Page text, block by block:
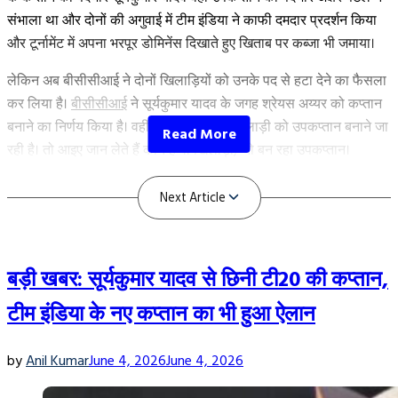
विस्फोटक
बल्लेबाज”
Next Article
संभाला था और दोनों की अगुवाई में टीम इंडिया ने काफी दमदार प्रदर्शन किया
और टूर्नामेंट में अपना भरपूर डोमिनेंस दिखाते हुए खिताब पर कब्जा भी जमाया।
लेकिन अब बीसीसीआई ने दोनों खिलाड़ियों को उनके पद से हटा देने का फैसला
कर लिया है। बीसीसीआईने सूर्यकुमार यादव के जगह श्रेयस अय्यर को कप्तान
बनाने का निर्णय किया है। वहीं मुंबई इंडियंस के खिलाड़ी को उपकप्तान बनाने जा
रही है। तो आइए जान लेते हैं कौन है वो खिलाड़ी, जो बन रहा उपकप्तान।
Shreyas Iyer के साथ इस खिलाड़ी को बनाया जा
बड़ी खबर: सूर्यकुमार यादव से छिनी टी20 की कप्तान,
टीम इंडिया के नए कप्तान का भी हुआ ऐलान
byAnil KumarJune 4, 2026June 4, 2026